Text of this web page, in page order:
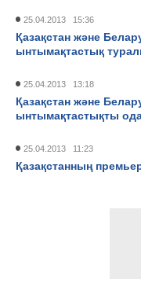
25.04.2013 15:36
Қазақстан және
ынтымақтастық
25.04.2013 13:18
Қазақстан және
ынтымақтастықты
25.04.2013 11:23
Қазақстанның